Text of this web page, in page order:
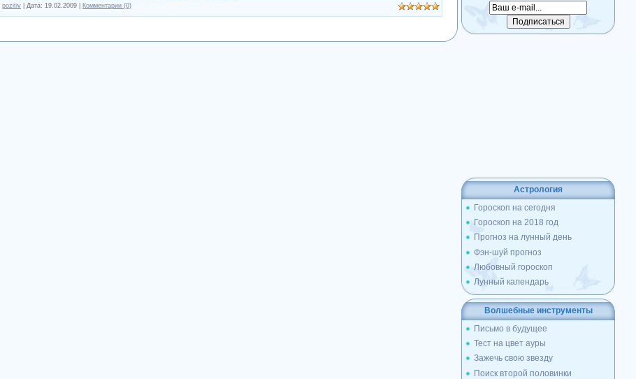
pozitiv | Дата: 19.02.2009 Комментарии (0)
Астрология
Гороскоп на сегодня
Гороскоп на 2018 год
Прогноз на лунный день
Фэн-шуй прогноз
Любовный гороскоп
Лунный календарь
Волшебные инструменты
Письмо в будущее
Тест на цвет ауры
Зажечь свою звезду
Поиск второй половинки